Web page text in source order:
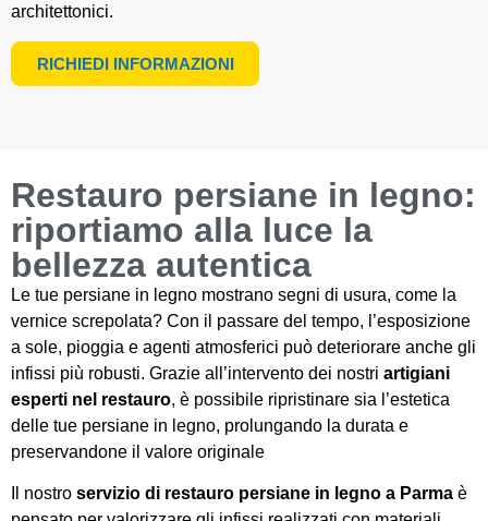
architettonici.
RICHIEDI INFORMAZIONI
Restauro persiane in legno:
riportiamo alla luce la
bellezza autentica
Le tue persiane in legno mostrano segni di usura, come la
vernice screpolata? Con il passare del tempo, l’esposizione
a sole, pioggia e agenti atmosferici può deteriorare anche gli
infissi più robusti. Grazie all’intervento dei nostri artigiani
esperti nel restauro, è possibile ripristinare sia l’estetica
delle tue persiane in legno, prolungando la durata e
preservandone il valore originale
Il nostro servizio di restauro persiane in legno a Parma è